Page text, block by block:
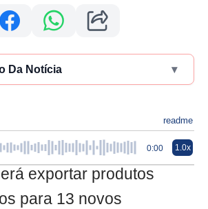
Da Notícia ▾
readme
0:00 1.0x
exportar produtos
para 13 novos